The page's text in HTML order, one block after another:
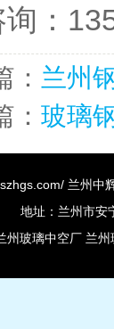
询：
： 兰州
： 玻璃
兰州中
地址：兰州市
州玻璃中空厂 兰州